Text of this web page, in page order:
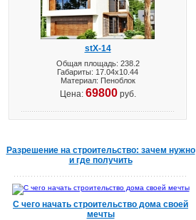
stX-14
Общая площадь: 238.2
Габариты: 17.04х10.44
Материал: Пеноблок
Цена: 69800руб.
Разрешение на строительство: зачем нужно
и где получить
С чего начать строительство дома своей
мечты